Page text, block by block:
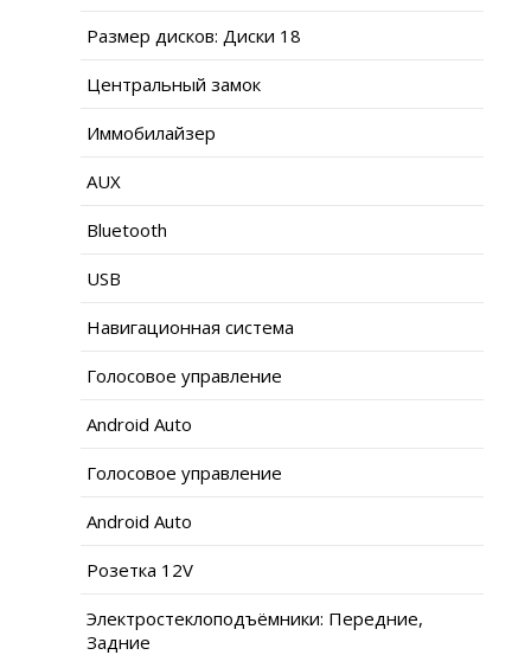
Размер дисков: Диски 18
Центральный замок
Иммобилайзер
AUX
Bluetooth
USB
Навигационная система
Голосовое управление
Android Auto
Голосовое управление
Android Auto
Розетка 12V
Электростеклоподъёмники: Передние,
Задние